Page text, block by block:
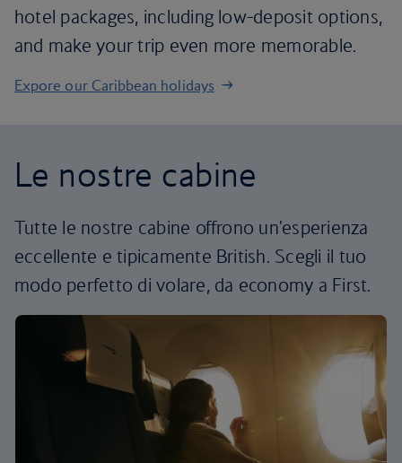
hotel packages, including low-deposit options,
and make your trip even more memorable.
Expore our Caribbean holidays
Le nostre cabine
Tutte le nostre cabine offrono un'esperienza
eccellente e tipicamente British. Scegli il tuo
modo perfetto di volare, da economy a First.